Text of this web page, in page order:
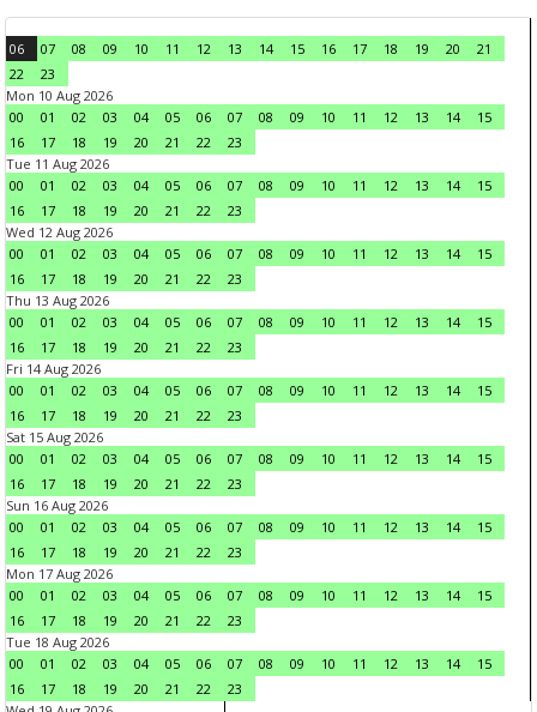
06 07 08 09 10 11 12 13 14 15 16 17 18 19 20
21
22
23
Mon 10 Aug 2026
00
01 02 03 04 05 06 07 08 09 10 11 12 13 14
15
16
17 18 19 20 21 22
23
Tue 11 Aug 2026
00
01 02 03 04 05 06 07 08 09 10 11 12 13 14
15
16
17 18 19 20 21 22
23
Wed 12 Aug 2026
00
01 02 03 04 05 06 07 08 09 10 11 12 13 14
15
16
17 18 19 20 21 22
23
Thu 13 Aug 2026
00
01 02 03 04 05 06 07 08 09 10 11 12 13 14
15
16
17 18 19 20 21 22
23
Fri 14 Aug 2026
00
01 02 03 04 05 06 07 08 09 10 11 12 13 14
15
16
17 18 19 20 21 22
23
Sat 15 Aug 2026
00
01 02 03 04 05 06 07 08 09 10 11 12 13 14
15
16
17 18 19 20 21 22
23
Sun 16 Aug 2026
00
01 02 03 04 05 06 07 08 09 10 11 12 13 14
15
16
17 18 19 20 21 22
23
Mon 17 Aug 2026
00
01 02 03 04 05 06 07 08 09 10 11 12 13 14
15
16
17 18 19 20 21 22
23
Tue 18 Aug 2026
00
01 02 03 04 05 06 07 08 09 10 11 12 13 14
15
16
17 18 19 20 21 22
23